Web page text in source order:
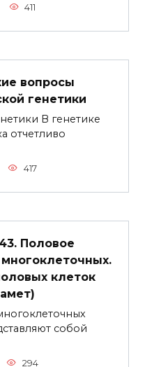
411
вопросы
генетики
В генетике
отчетливо
417
Половое
клеток
собой
294